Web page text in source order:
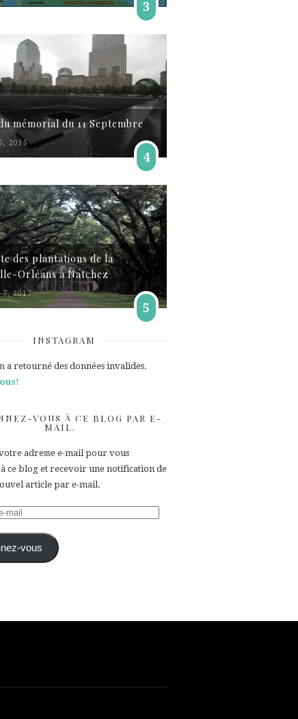
3
mémorial du 11 Septembre
2015
4
des plantations de la
Orléans à Natchez
7, 2017
5
INSTAGRAM
a retourné des données invalides.
VOUS À CE BLOG PAR E-
MAIL.
votre adresse e-mail pour vous
ce blog et recevoir une notification de
article par e-mail.
vous